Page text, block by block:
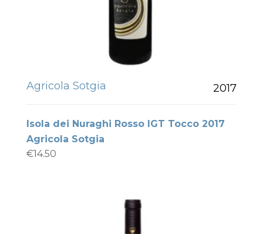
Agricola Sotgia 2017
Isola dei Nuraghi Rosso IGT Tocco 2017
Agricola Sotgia
€14.50